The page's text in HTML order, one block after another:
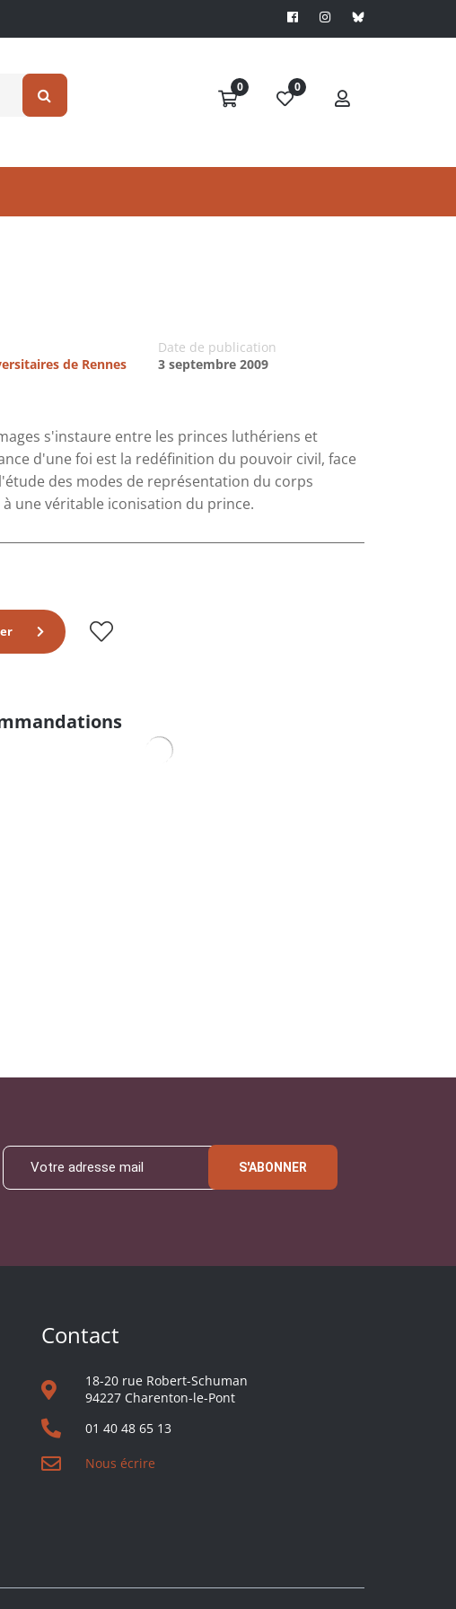
0 0
de Rennes
Date de publication
3 septembre 2009
s'instaure entre les princes luthériens et
d'une foi est la redéfinition du pouvoir civil, face
des modes de représentation du corps
une véritable iconisation du prince.
S'ABONNER
Contact
18-20 rue Robert-Schuman
94227 Charenton-le-Pont
01 40 48 65 13
Nous écrire